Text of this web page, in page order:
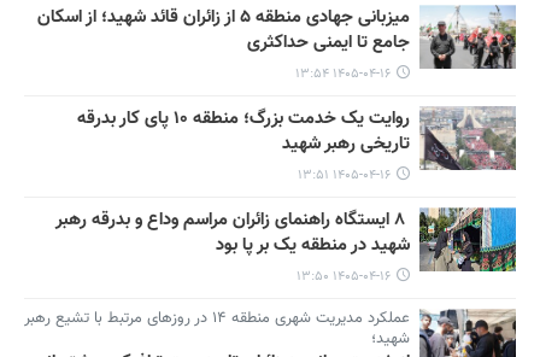
میزبانی جهادی منطقه ۵ از زائران قائد شهید؛ از اسکان
جامع تا ایمنی حداکثری
۱۴۰۵-۰۴-۱۶ ۱۳:۵۴
روایت یک خدمت بزرگ؛ منطقه ۱۰ پای کار بدرقه
تاریخی رهبر شهید
۱۴۰۵-۰۴-۱۶ ۱۳:۵۱
۸ ایستگاه راهنمای زائران مراسم وداع و بدرقه رهبر
شهید در منطقه یک بر پا بود
۱۴۰۵-۰۴-۱۶ ۱۳:۵۰
عملکرد مدیریت شهری منطقه ۱۴ در روزهای مرتبط با تشیع رهبر
شهید؛